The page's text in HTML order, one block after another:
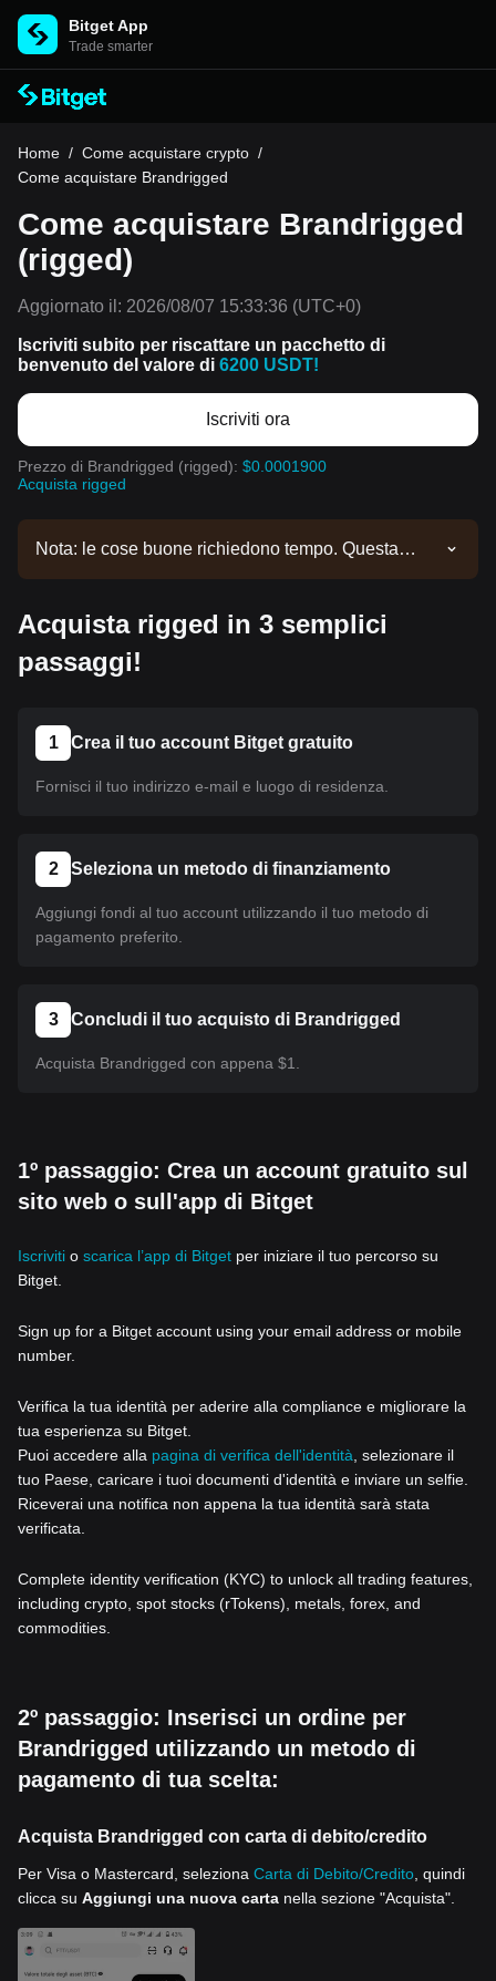
Bitget App
Trade smarter
Home / Come acquistare crypto /
Come acquistare Brandrigged
Come acquistare Brandrigged
(rigged)
Aggiornato il: 2026/08/07 15:33:36 (UTC+0)
Iscriviti subito per riscattare un pacchetto di
benvenuto del valore di 6200 USDT!
Iscriviti ora
Prezzo di Brandrigged (rigged): $0.0001900
Acquista rigged
Nota: le cose buone richiedono tempo. Questa
listing. Una volta disponibile su Bitget, puoi seguire
tutorial è valido per tutte le criptovalute listate su
Acquista rigged in 3 semplici
passaggi!
1 Crea il tuo account Bitget gratuito
Fornisci il tuo indirizzo e-mail e luogo di residenza.
2 Seleziona un metodo di finanziamento
Aggiungi fondi al tuo account utilizzando il tuo metodo di
pagamento preferito.
3 Concludi il tuo acquisto di Brandrigged
Acquista Brandrigged con appena $1.
1º passaggio: Crea un account gratuito sul
sito web o sull'app di Bitget
Iscriviti o scarica l’app di Bitget per iniziare il tuo percorso su
Bitget.
Sign up for a Bitget account using your email address or mobile
number.
Verifica la tua identità per aderire alla compliance e migliorare la
tua esperienza su Bitget.
Puoi accedere alla pagina di verifica dell'identità , selezionare il
tuo Paese, caricare i tuoi documenti d'identità e inviare un selfie.
Riceverai una notifica non appena la tua identità sarà stata
verificata.
Complete identity verification (KYC) to unlock all trading features,
including crypto, spot stocks (rTokens), metals, forex, and
commodities.
2º passaggio: Inserisci un ordine per
Brandrigged utilizzando un metodo di
pagamento di tua scelta:
Acquista Brandrigged con carta di debito/credito
Per Visa o Mastercard, seleziona Carta di Debito/Credito , quindi
clicca su Aggiungi una nuova carta nella sezione "Acquista".